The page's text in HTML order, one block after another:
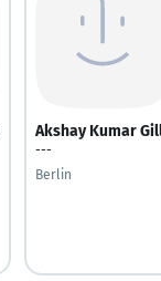
Akshay Kumar
---
Berlin